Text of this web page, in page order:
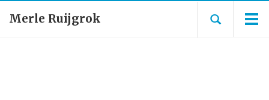
Merle Ruijgrok